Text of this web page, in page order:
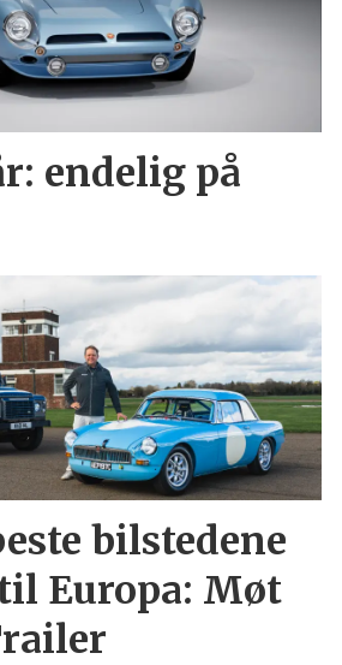
endelig på
bilstedene
Europa: Møt